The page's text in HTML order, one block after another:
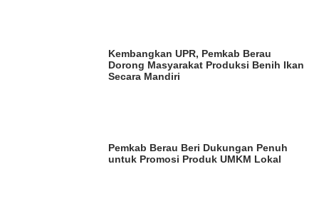
Kembangkan UPR, Pemkab Berau
Dorong Masyarakat Produksi Benih Ikan
Secara Mandiri
Pemkab Berau Beri Dukungan Penuh
untuk Promosi Produk UMKM Lokal